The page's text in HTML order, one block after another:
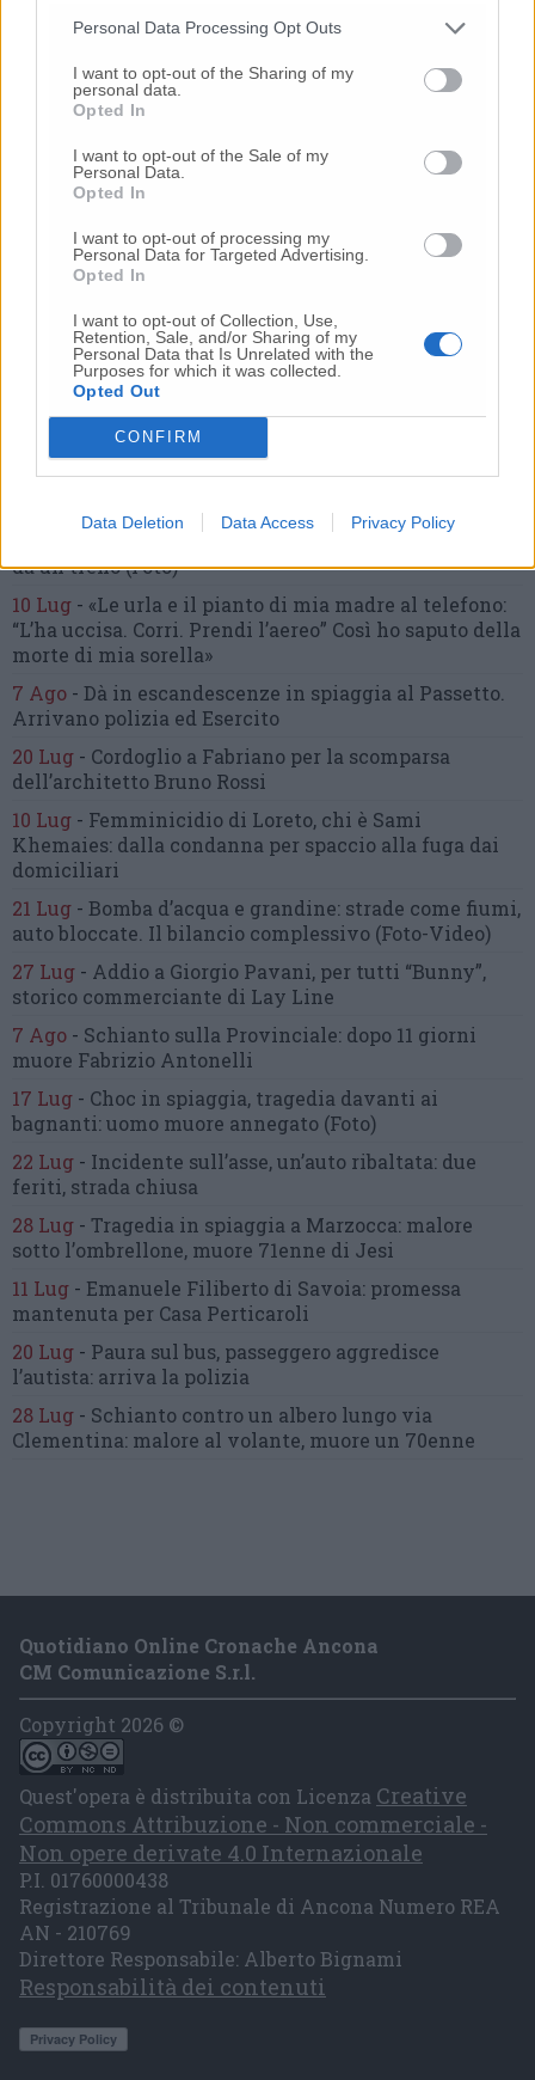
Personal Data Processing Opt Outs
I want to opt-out of the Sharing of my
personal data.
Opted In
I want to opt-out of the Sale of my
Personal Data.
Opted In
I want to opt-out of processing my
Personal Data for Targeted Advertising.
Opted In
I want to opt-out of Collection, Use,
Retention, Sale, and/or Sharing of my
Personal Data that Is Unrelated with the
Purposes for which it was collected.
Opted Out
CONFIRM
Data Deletion Data Access Privacy Policy
24 Lug-Bimbi costretti a colpirsi da soli
e lasciati al
orrore all’asilo, arrestate due educatrici
-Luigia Fortunato,l’ennesimo femminicidio:
prima la lite, poi la furia col coltello
coltellate.Fermato il compagno: “L’ho ammazzata”
(Foto-Video)
gravissimo un centauroin eliambulanza a Torrette
24 Lug-Maltrattamenti all’asilo, parla il sindaco:
«Notifica arrivata in mattinata,
sono andati lì»
2 Ago-Fermato col taser,muore in ospedale dopo un
inseguimento.Indagini in corso per accertare le
Tragedia a Marzocca,
donna travolta e uccisa
da un treno(Foto)
10 Lug - «Le urla e il pianto di mia madre al telefono:
“L’ha uccisa. Corri. Prendi l’aereo” Così ho saputo della
morte di mia sorella»
7 Ago - Dà in escandescenze in spiaggia al Passetto.
Arrivano polizia ed Esercito
20 Lug - Cordoglio a Fabriano per la scomparsa
dell’architetto Bruno Rossi
10 Lug - Femminicidio di Loreto, chi è Sami
Khemaies: dalla condanna per spaccio alla fuga dai
domiciliari
21 Lug - Bomba d’acqua e grandine: strade come fiumi,
auto bloccate. Il bilancio complessivo (Foto-Video)
27 Lug - Addio a Giorgio Pavani, per tutti “Bunny”,
storico commerciante di Lay Line
7 Ago - Schianto sulla Provinciale: dopo 11 giorni
muore Fabrizio Antonelli
17 Lug - Choc in spiaggia, tragedia davanti ai
bagnanti:uomo muore annegato (Foto)
22 Lug - Incidente sull’asse, un’auto ribaltata: due
feriti, strada chiusa
28 Lug - Tragedia in spiaggia a Marzocca: malore
sotto l’ombrellone, muore 71enne di Jesi
11 Lug - Emanuele Filiberto di Savoia: promessa
mantenuta per Casa Perticaroli
20 Lug - Paura sul bus, passeggero aggredisce
l’autista: arriva la polizia
28 Lug - Schianto contro un albero lungo via
Clementina: malore al volante, muore un 70enne
Quotidiano Online Cronache Ancona
CM Comunicazione S.r.l.
Copyright 2026 ©
Quest'opera è distribuita con Licenza Creative
Commons Attribuzione - Non commerciale -
Non opere derivate 4.0 Internazionale
P.I. 01760000438
Registrazione al Tribunale di Ancona Numero REA
AN - 210769
Direttore Responsabile: Alberto Bignami
Responsabilità dei contenuti